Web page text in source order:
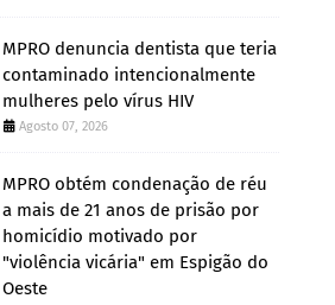
MPRO denuncia dentista que teria
contaminado intencionalmente
mulheres pelo vírus HIV
Agosto 07, 2026
MPRO obtém condenação de réu
a mais de 21 anos de prisão por
homicídio motivado por
"violência vicária" em Espigão do
Oeste